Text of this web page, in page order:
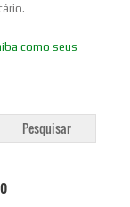
como seus